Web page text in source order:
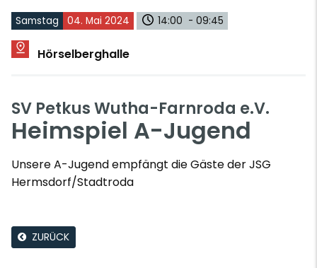
Samstag 04. Mai 2024 14:00 - 09:45
Hörselberghalle
SV Petkus Wutha-Farnroda e.V.
Heimspiel A-Jugend
Unsere A-Jugend empfängt die Gäste der JSG
Hermsdorf/Stadtroda
ZURÜCK